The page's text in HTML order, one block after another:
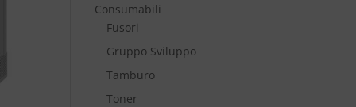
Consumabili
Fusori
Gruppo Sviluppo
Tamburo
Toner